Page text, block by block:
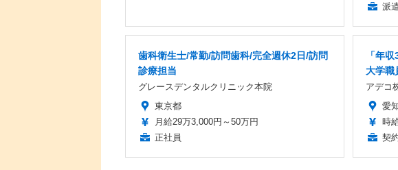
派
歯科衛生士/常勤/訪問歯科/完全週休2日/訪問
診療担当
グレースデンタルクリニック本院
東京都
月給29万3,000円～50万円
正社員
「年
大学職
アデコ
愛
時
契